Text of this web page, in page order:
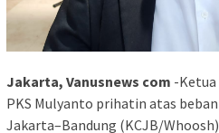
Jakarta, Vanusnews com -
PKS Mulyanto prihatin atas
Jakarta–Bandung (KCJB/